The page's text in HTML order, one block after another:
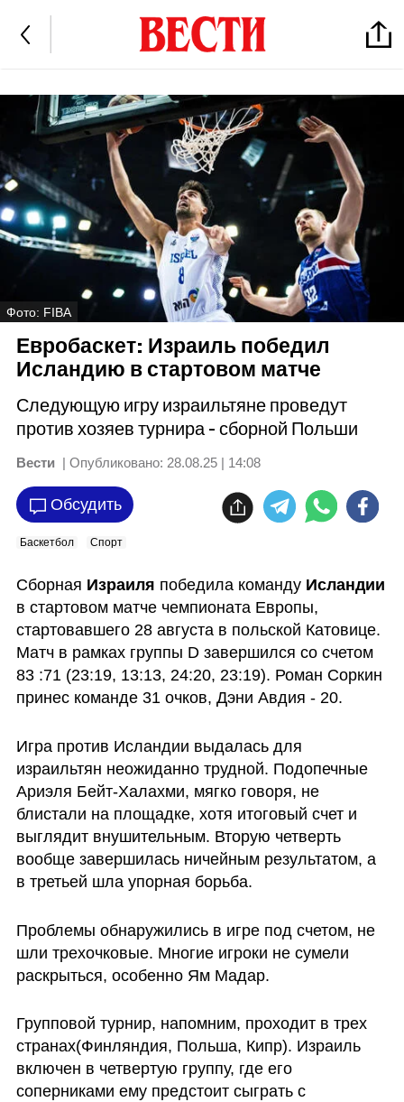
Фото: FIBA
Евробаскет: Израиль победил
Исландию в стартовом матче
Следующую игру израильтяне проведут
против хозяев турнира - сборной Польши
Вести | Опубликовано: 28.08.25 | 14:08
Обсудить
Баскетбол Спорт
Сборная Израиля победила команду
в стартовом матче чемпионата Европы,
стартовавшего 28 августа в польской Катовице.
Матч в рамках группы D завершился со счетом
83 :71 (23:19, 13:13, 24:20, 23:19). Роман Соркин
принес команде 31 очков, Дэни Авдия - 20.
Игра против Исландии выдалась для
израильтян неожиданно трудной. Подопечные
Ариэля Бейт-Халахми, мягко говоря, не
блистали на площадке, хотя итоговый счет и
выглядит внушительным. Вторую четверть
вообще завершилась ничейным результатом, а
в третьей шла упорная борьба.
Проблемы обнаружились в игре под счетом, не
шли трехочковые. Многие игроки не сумели
раскрыться, особенно Ям Мадар.
Групповой турнир, напомним, проходит в трех
странах(Финляндия, Польша, Кипр). Израиль
включен в четвертую группу, где его
соперниками ему предстоит сыграть с